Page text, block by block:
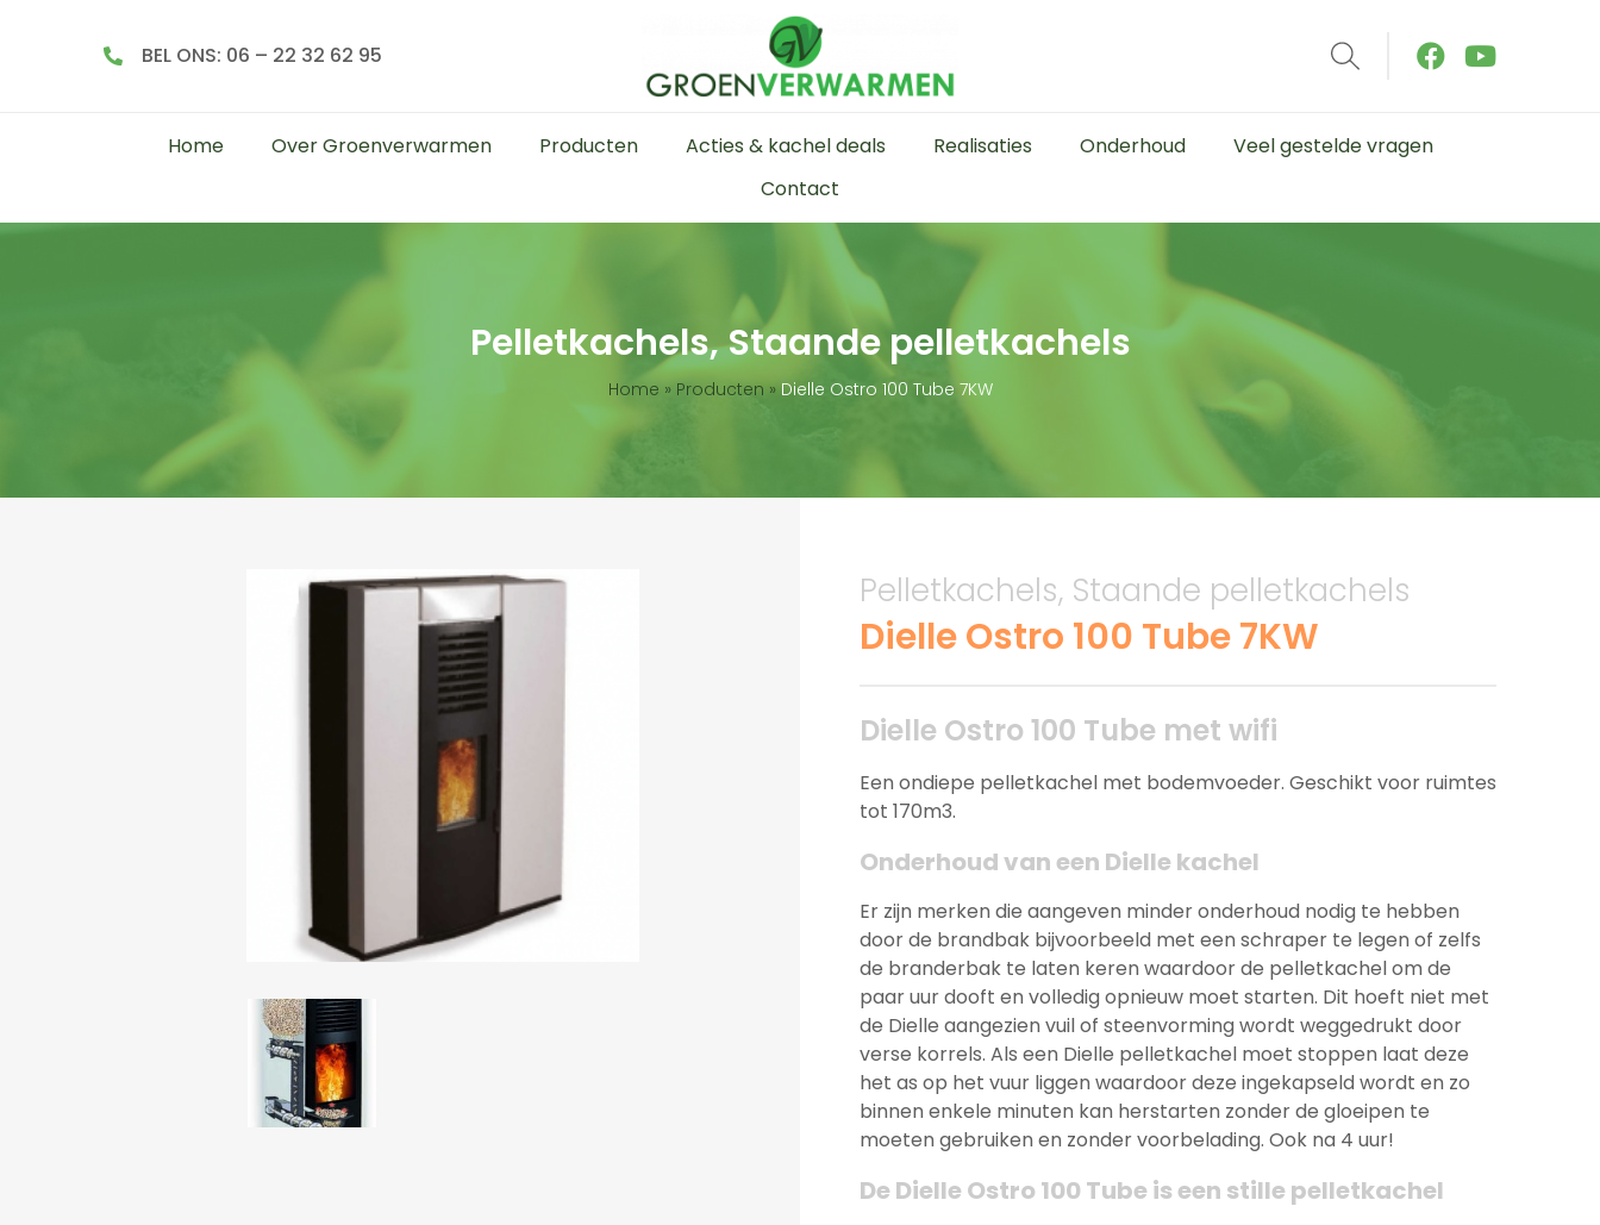
BEL ONS: 06 – 22 32 62 95
Home Over Groenverwarmen Producten Acties & kachel deals Realisaties Onderhoud
Veel gestelde vragen
Contact
Pelletkachels, Staande pelletkachels
Home » Producten »Dielle Ostro 100 Tube 7KW
Pelletkachels, Staande pelletkachels
Dielle Ostro 100 Tube 7KW
Dielle Ostro 100 Tube met wifi
Een ondiepe pelletkachel met bodemvoeder. Geschikt voor ruimtes
tot 170m3.
Onderhoud van een Dielle kachel
Er zijn merken die aangeven minder onderhoud nodig te hebben
door de brandbak bijvoorbeeld met een schraper te legen of zelfs
de branderbak te laten keren waardoor de pelletkachel om de
paar uur dooft en volledig opnieuw moet starten. Dit hoeft niet met
de Dielle aangezien vuil of steenvorming wordt weggedrukt door
verse korrels. Als een Dielle pelletkachel moet stoppen laat deze
het as op het vuur liggen waardoor deze ingekapseld wordt en zo
binnen enkele minuten kan herstarten zonder de gloeipen te
moeten gebruiken en zonder voorbelading. Ook na 4 uur!
De Dielle Ostro 100 Tube is een stille pelletkachel